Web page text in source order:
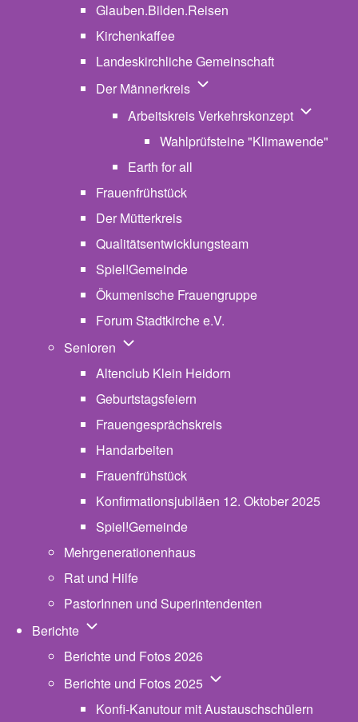
Glauben.Bilden.Reisen
Kirchenkaffee
Landeskirchliche Gemeinschaft
Der Männerkreis Unternavigation von Der
Arbeitskreis Verkehrskonzept
Wahlprüfsteine "Klimawende"
Earth for all
Frauenfrühstück
Der Mütterkreis
Qualitätsentwicklungsteam
Spiel!Gemeinde
Ökumenische Frauengruppe
Forum Stadtkirche e.V.
Senioren Unternavigation von Senioren
Altenclub Klein Heidorn
Geburtstagsfeiern
Frauengesprächskreis
Handarbeiten
Frauenfrühstück
Konfirmationsjubiläen 12. Oktober 2025
Spiel!Gemeinde
Mehrgenerationenhaus
Rat und Hilfe
PastorInnen und Superintendenten
Berichte Unternavigation von Berichte
Berichte und Fotos 2026
Berichte und Fotos 2025 Unternavigation von
Konfi-Kanutour mit Austauschschülern